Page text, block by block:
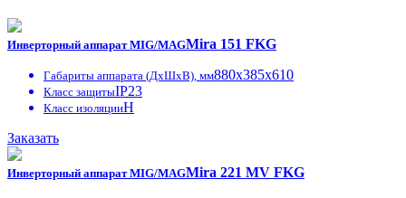
Инверторный аппарат MIG/MAGMira 151 FKG
Габариты аппарата (ДxШxВ), мм880x385x610
Класс защитыIP23
Класс изоляцииH
Заказать
Инверторный аппарат MIG/MAGMira 221 MV FKG